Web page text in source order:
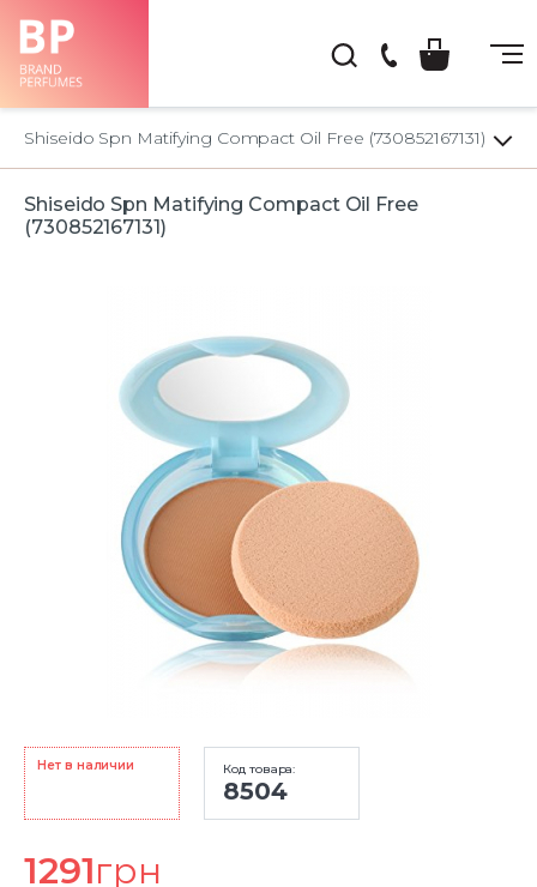
66-
Shiseido Spn Matifying Compact Oil Free (730852167131)
Shiseido Spn Matifying Compact Oil Free
(730852167131)
Нет в наличии Код товара:
8504
1291грн